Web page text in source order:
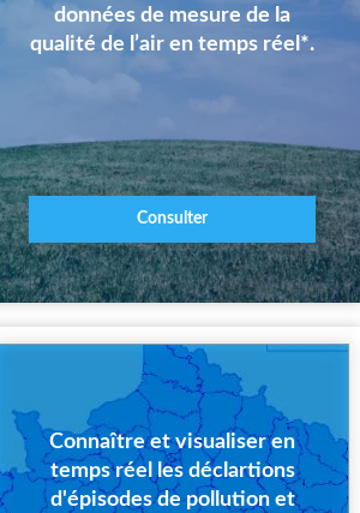
données de mesure de la
qualité de l’air en temps réel*.
Consulter
Connaître et visualiser en
temps réel les déclartions
d'épisodes de pollution et